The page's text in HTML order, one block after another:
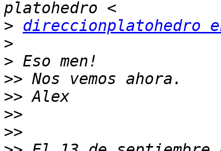
> direccionplatohedro
>
>
>>
>>
>>
>>